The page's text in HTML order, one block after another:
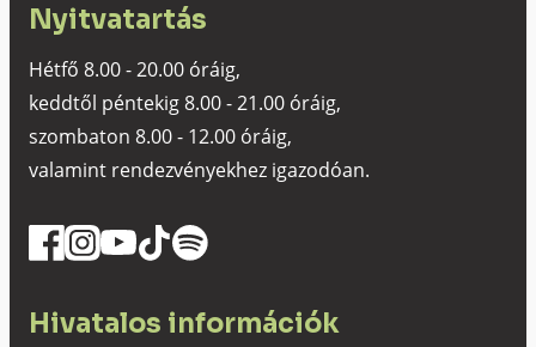
Nyitvatartás
Hétfő 8.00 - 20.00 óráig,
keddtől péntekig 8.00 - 21.00 óráig,
szombaton 8.00 - 12.00 óráig,
valamint rendezvényekhez igazodóan.
Hivatalos információk